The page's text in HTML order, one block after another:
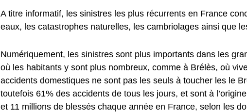
A titre informatif, les sinistres les plus récurrents en France
eaux, les catastrophes naturelles, les cambriolages ainsi que
Numériquement, les sinistres sont plus importants dans les
où les habitants y sont plus nombreux, comme à Brélès, où
accidents domestiques ne sont pas les seuls à toucher les le
toutefois 61% des accidents de tous les jours, et sont à
et 11 millions de blessés chaque année en France, selon les